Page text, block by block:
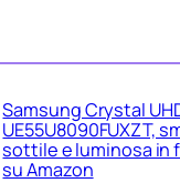
Samsung Crystal
UE55U8090FUXZT,
sottile e luminosa in
su Amazon